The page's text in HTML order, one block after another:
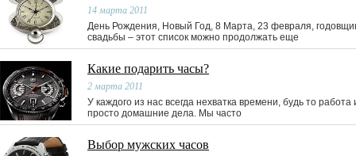
14 марта 2011
День Рождения, Новый Год, 8 Марта, 23 февраля,
свадьбы – этот список можно продолжать еще
Какие подарить часы?
2 марта 2011
У каждого из нас всегда нехватка времени, будь то работа
просто домашние дела. Мы часто
Выбор мужских часов